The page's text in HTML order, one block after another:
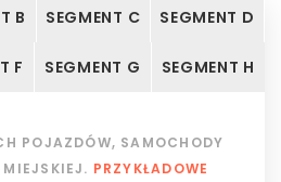
B SEGMENT C SEGMENT D
F SEGMENT G SEGMENT H
POJAZDÓW, SAMOCHODY
PRZYKŁADOWE